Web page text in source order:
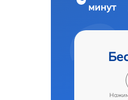
минут